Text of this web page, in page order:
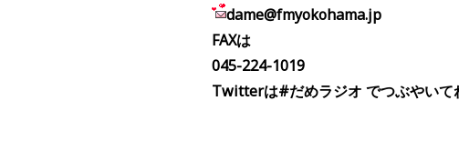
dame@fmyokohama.jp
FAXは
045-224-1019
Twitterは#だめラジオ でつぶやいて